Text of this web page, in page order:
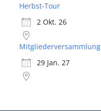
Herbst-Tour
2 Okt. 26
Mitgliederversammlung
29 Jan. 27